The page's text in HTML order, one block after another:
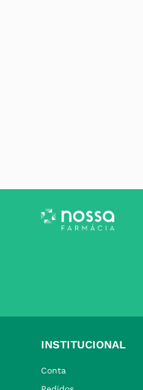
INSTITUCIONAL
Conta